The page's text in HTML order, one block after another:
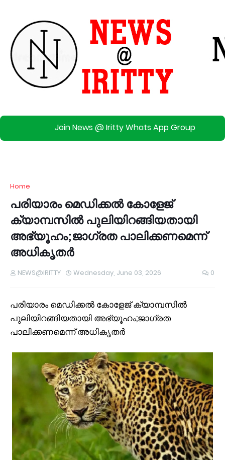
Join News @ Iritty Whats App Group
Home
പരിയാരം മെഡിക്കല്‍ കോളേജ്
ക്യാമ്പസില്‍ പുലിയിറങ്ങിയതായി
അഭ്യൂഹം;ജാഗ്രത പാലിക്കണമെന്ന്
അധികൃതർ
NEWS@IRITTY Wednesday, June 03, 2026 0
പരിയാരം മെഡിക്കല്‍ കോളേജ് ക്യാമ്പസില്‍
പുലിയിറങ്ങിയതായി അഭ്യൂഹം;ജാഗ്രത
പാലിക്കണമെന്ന് അധികൃതർ